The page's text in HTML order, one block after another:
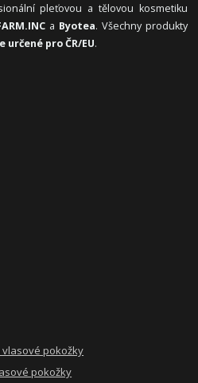
pleťovou a tělovou kosmetiku
a Byotea. Všechny produkty
pro ČR/EU.
vlasové pokožky
pokožky